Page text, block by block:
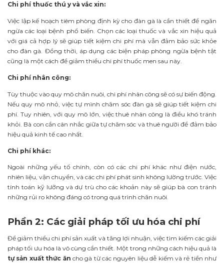
Chi phí thuốc thú y và vắc xin:
Việc lập kế hoạch tiêm phòng định kỳ cho đàn gà là cần thiết để ngăn
ngừa các loại bệnh phổ biến. Chọn các loại thuốc và vắc xin hiệu quả
với giá cả hợp lý sẽ giúp tiết kiệm chi phí mà vẫn đảm bảo sức khỏe
cho đàn gà. Đồng thời, áp dụng các biện pháp phòng ngừa bệnh tật
cũng là một cách để giảm thiểu chi phí thuốc men sau này.
Chi phí nhân công:
Tùy thuộc vào quy mô chăn nuôi, chi phí nhân công sẽ có sự biến động.
Nếu quy mô nhỏ, việc tự mình chăm sóc đàn gà sẽ giúp tiết kiệm chi
phí. Tuy nhiên, với quy mô lớn, việc thuê nhân công là điều khó tránh
khỏi. Bà con cần cân nhắc giữa tự chăm sóc và thuê người để đảm bảo
hiệu quả kinh tế cao nhất.
Chi phí khác:
Ngoài những yếu tố chính, còn có các chi phí khác như điện nước,
nhiên liệu, vận chuyển, và các chi phí phát sinh không lường trước. Việc
tính toán kỹ lưỡng và dự trù cho các khoản này sẽ giúp bà con tránh
những rủi ro không đáng có trong quá trình chăn nuôi.
Phần 2: Các giải pháp tối ưu hóa chi phí
Để giảm thiểu chi phí sản xuất và tăng lợi nhuận, việc tìm kiếm các giải
pháp tối ưu hóa là vô cùng cần thiết. Một trong những cách hiệu quả là
tự sản xuất thức ăn cho gà từ các nguyên liệu dễ kiếm và rẻ tiền như